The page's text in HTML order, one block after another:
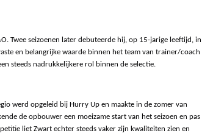
Twee seizoenen later debuteerde hij, op 15-jarige leeftijd, in
en belangrijke waarde binnen het team van trainer/coach
steeds nadrukkelijkere rol binnen de selectie.
werd opgeleid bij Hurry Up en maakte in de zomer van
de opbouwer een moeizame start van het seizoen en pas
liet Zwart echter steeds vaker zijn kwaliteiten zien en